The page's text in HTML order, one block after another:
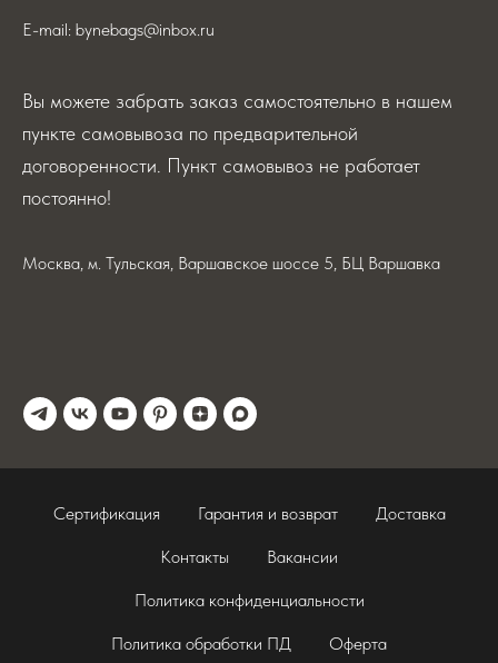
E-mail: bynebags@inbox.ru
Вы можете забрать заказ самостоятельно в нашем
пункте самовывоза по предварительной
договоренности. Пункт самовывоз не работает
постоянно!
Москва, м. Тульская, Варшавское шоссе 5, БЦ Варшавка
Сертификация Гарантия и возврат Доставка
Контакты Вакансии
Политика конфиденциальности
Политика обработки ПД Оферта